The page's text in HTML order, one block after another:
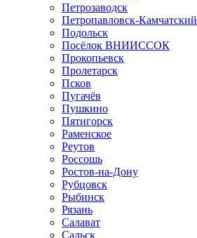
Петрозаводск
Петропавловск-Камчатский
Подольск
Посёлок ВНИИССОК
Прокопьевск
Пролетарск
Псков
Пугачёв
Пушкино
Пятигорск
Раменское
Реутов
Россошь
Ростов-на-Дону
Рубцовск
Рыбинск
Рязань
Салават
Сальск